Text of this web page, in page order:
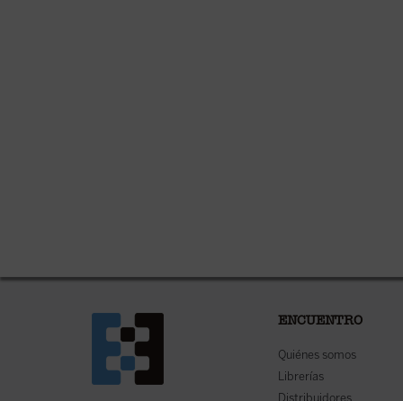
ENCUENTRO
Quiénes somos
Librerías
Distribuidores